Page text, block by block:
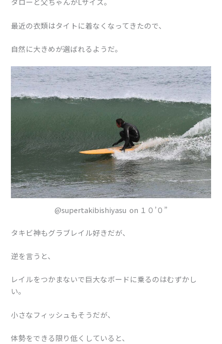
最近の衣類はタイトに着なくなってきたので、
自然に大きめが選ばれるようだ。
@supertakibishiyasu on １０’０”
タキビ神もグラブレイル好きだが、
逆を言うと、
レイルをつかまないで巨大なボードに乗るのはむずかし
い。
小さなフィッシュもそうだが、
体勢をできる限り低くしていると、